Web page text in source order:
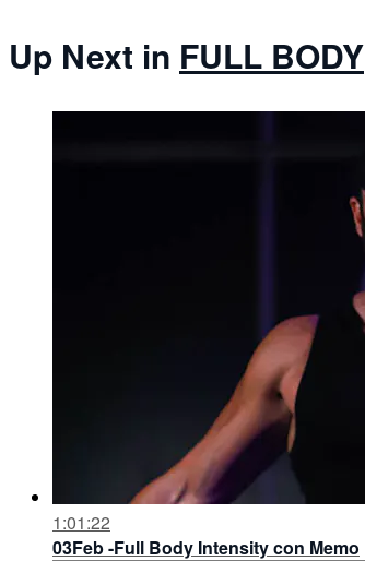
Up Next in FULL BODY
1:01:22
03Feb -Full Body Intensity con Memo